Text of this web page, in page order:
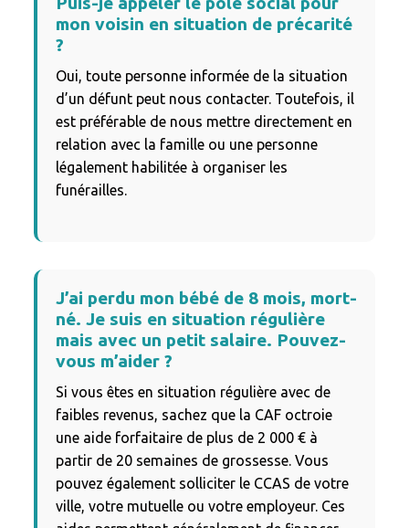
mon voisin en situation de précarité
?
Oui, toute personne informée de la situation
d’un défunt peut nous contacter. Toutefois, il
est préférable de nous mettre directement en
relation avec la famille ou une personne
légalement habilitée à organiser les
funérailles.
J’ai perdu mon bébé de 8 mois, mort-
né. Je suis en situation régulière
mais avec un petit salaire. Pouvez-
vous m’aider ?
Si vous êtes en situation régulière avec de
faibles revenus, sachez que la CAF octroie
une aide forfaitaire de plus de 2 000 € à
partir de 20 semaines de grossesse. Vous
pouvez également solliciter le CCAS de votre
ville, votre mutuelle ou votre employeur. Ces